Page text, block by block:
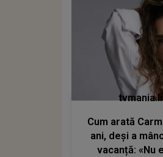
Cum arată
ani, deși a
vacanță: «Nu